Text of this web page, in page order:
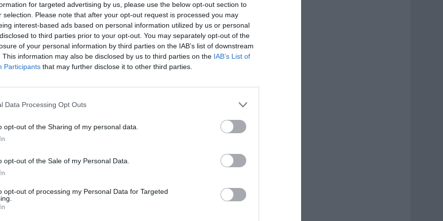
for targeted advertising by us, please use the below opt-out section to
selection. Please note that after your opt-out request is processed you may
interest-based ads based on personal information utilized by us or personal
to third parties prior to your opt-out. You may separately opt-out of the
of your personal information by third parties on the IAB’s list of downstream
This information may also be disclosed by us to third parties on the IAB’s List of
Participants that may further disclose it to other third parties.
Data Processing Opt Outs
opt-out of the Sharing of my personal data.
opt-out of the Sale of my Personal Data.
opt-out of processing my Personal Data for Targeted
cumpărat o casă cu un euro în Sicilia”
pentru bogaţi
le-a spus jurnaliştilor că Italia nu
între ele pentru a oferi “favoruri fiscale”
putea avea, de asemenea, o contribuţie
ale Italiei, în condiţiile în care premierul
pe 2025, menit să reducă deficitul